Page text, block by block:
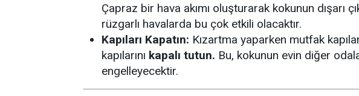
Çapraz bir hava akımı oluşturarak kokunun dışarı
rüzgarlı havalarda bu çok etkili olacaktır.
Kapıları Kapatın: Kızartma yaparken mutfak
kapılarını kapalı tutun. Bu, kokunun evin diğer
engelleyecektir.